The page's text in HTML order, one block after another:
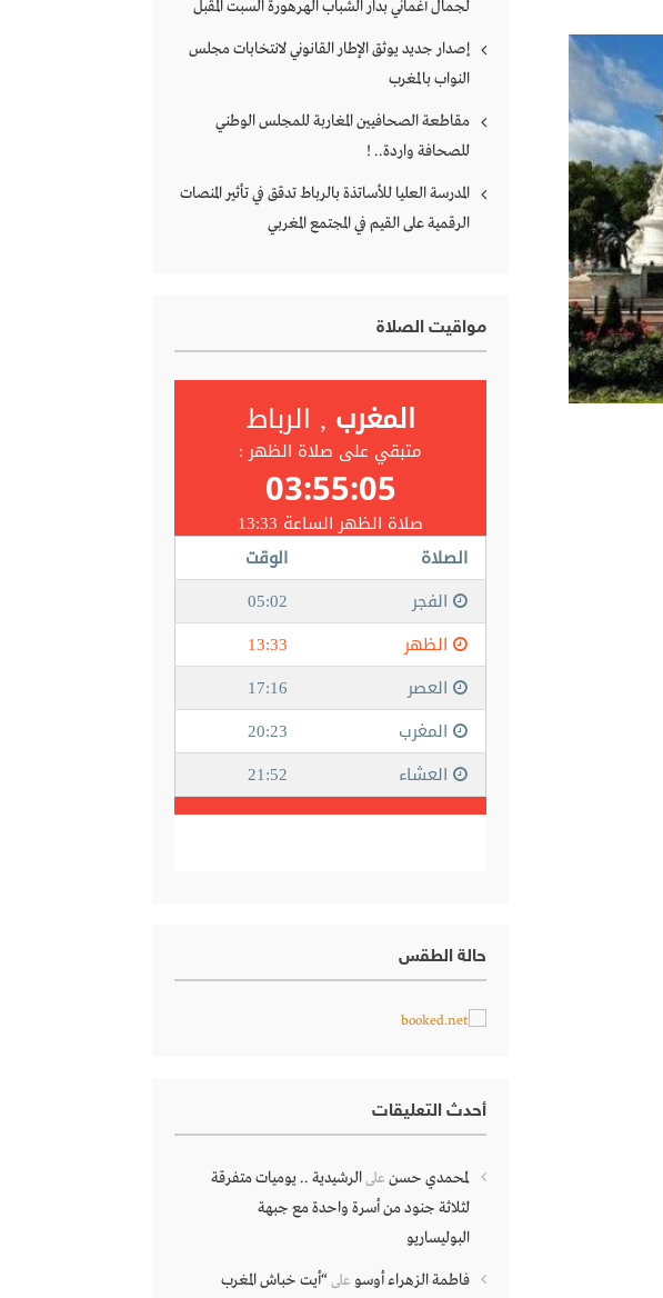
لجمال أغماني بدار الشباب الهرهورة السبت المقبل
إصدار جديد يوثق الإطار القانوني لانتخابات مجلس
النواب بالمغرب
مقاطعة الصحافيين المغاربة للمجلس الوطني
للصحافة واردة.. !
المدرسة العليا للأساتذة بالرباط تدقق في تأثير المنصات
الرقمية على القيم في المجتمع المغربي
مواقيت الصلاة
حالة الطقس
أحدث التعليقات
لمحمدي حسن علىالرشيدية .. يوميات متفرقة
لثلاثة جنود من أسرة واحدة مع جبهة
البوليساريو
فاطمة الزهراء أوسو على“أيت خباش المغرب